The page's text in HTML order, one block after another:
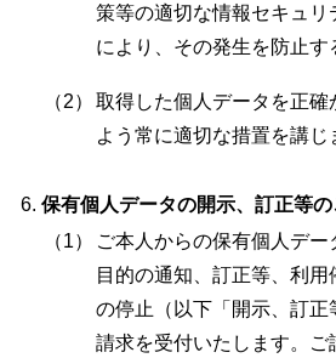
策等の適切な情報セキュリ
により、その発生を防止す
（2）
取得した個人データを正確
よう常に適切な措置を講じ
保有個人データの開示、訂正等
（1）
ご本人からの保有個人デー
目的の通知、訂正等、利
の停止（以下「開示、訂
請求を受付いたします。ご